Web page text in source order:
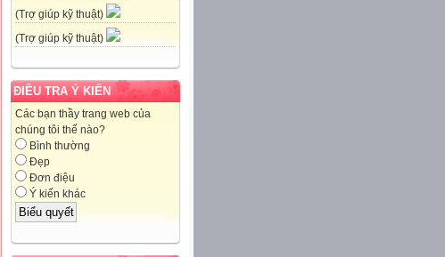
(Trợ giúp kỹ thuật)
(Trợ giúp kỹ thuật)
ĐIỀU TRA Ý KIẾN
Các bạn thầy trang web của
chúng tôi thế nào?
Bình thường
Đẹp
Đơn điệu
Ý kiến khác